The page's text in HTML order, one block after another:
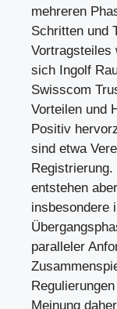
mehreren
Schritten und
Vortragsteiles
sich Ingolf
Swisscom
Vorteilen und
Positiv
sind etwa
entstehen
insbesondere
paralleler
Meinung